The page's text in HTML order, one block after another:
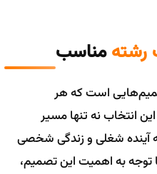
رشتهمناسب
است که هر
انتخاب نه تنها مسیر
آینده شغلی و زندگی شخصی
توجه به اهمیت این تصمیم،